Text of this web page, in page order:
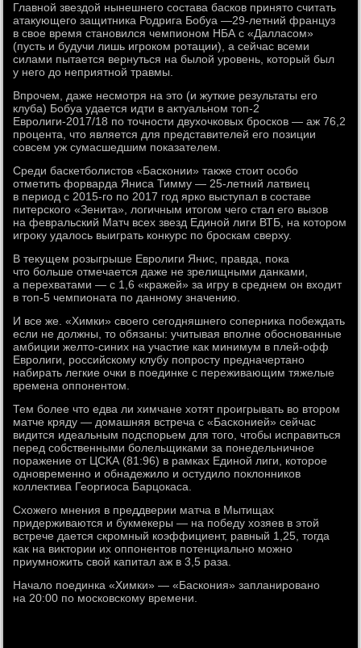
Главной звездой нынешнего состава басков принято считать
атакующего защитника Родрига Бобуа —29-летний француз
в свое время становился чемпионом НБА с «Далласом»
(пусть и будучи лишь игроком ротации), а сейчас всеми
силами пытается вернуться на былой уровень, который был
у него до неприятной травмы.
Впрочем, даже несмотря на это (и жуткие результаты его
клуба) Бобуа удается идти в актуальном топ-2
Евролиги-2017/18 по точности двухочковых бросков — аж 76,2
процента, что является для представителей его позиции
совсем уж сумасшедшим показателем.
Среди баскетболистов «Басконии» также стоит особо
отметить форварда Яниса Тимму — 25-летний латвиец
в период с 2015-го по 2017 год ярко выступал в составе
питерского «Зенита», логичным итогом чего стал его вызов
на февральский Матч всех звезд Единой лиги ВТБ, на котором
игроку удалось выиграть конкурс по броскам сверху.
В текущем розыгрыше Евролиги Янис, правда, пока
что больше отмечается даже не зрелищными данками,
а перехватами — с 1,6 «кражей» за игру в среднем он входит
в топ-5 чемпионата по данному значению.
И все же. «Химки» своего сегодняшнего соперника побеждать
если не должны, то обязаны: учитывая вполне обоснованные
амбиции желто-синих на участие как минимум в плей-офф
Евролиги, российскому клубу попросту предначертано
набирать легкие очки в поединке с переживающим тяжелые
времена оппонентом.
Тем более что едва ли химчане хотят проигрывать во втором
матче кряду — домашняя встреча с «Басконией» сейчас
видится идеальным подспорьем для того, чтобы исправиться
перед собственными болельщиками за понедельничное
поражение от ЦСКА (81:96) в рамках Единой лиги, которое
одновременно и обнадежило и остудило поклонников
коллектива Георгиоса Барцокаса.
Схожего мнения в преддверии матча в Мытищах
придерживаются и букмекеры — на победу хозяев в этой
встрече дается скромный коэффициент, равный 1,25, тогда
как на виктории их оппонентов потенциально можно
приумножить свой капитал аж в 3,5 раза.
Начало поединка «Химки» — «Баскония» запланировано
на 20:00 по московскому времени.